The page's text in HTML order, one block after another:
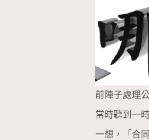
前陣子處理
當時聽到一
一想，「合